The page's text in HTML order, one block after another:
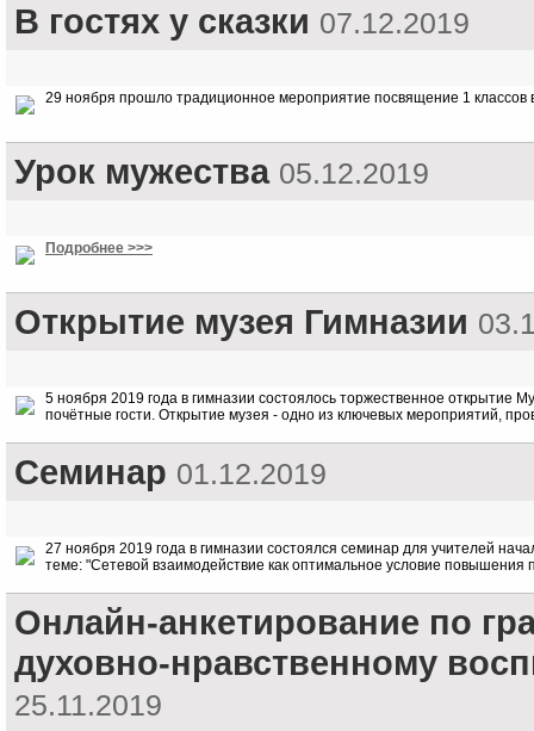
В гостях у сказки 07.12.2019
29 ноября прошло традиционное мероприятие посвящение 1 классов
Урок мужества 05.12.2019
Подробнее >>>
Открытие музея Гимназии
5 ноября 2019 года в гимназии состоялось торжественное открытие
почётные гости. Открытие музея - одно из ключевых мероприятий,
Семинар 01.12.2019
27 ноября 2019 года в гимназии состоялся семинар для учителей
теме: "Сетевой взаимодействие как оптимальное условие повышения
Онлайн-анкетирование по
духовно-нравственному
25.11.2019